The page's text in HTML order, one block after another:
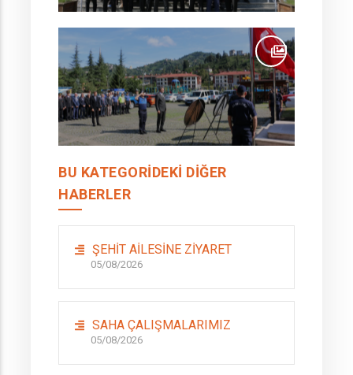
BU KATEGORIDEKI DIĞER
HABERLER
ŞEHİT AİLESİNE ZİYARET
05/08/2026
SAHA ÇALIŞMALARIMIZ
05/08/2026